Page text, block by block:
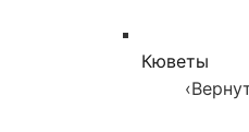
Кюветы
‹